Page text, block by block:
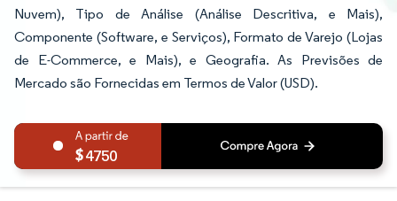
Nuvem), Tipo de Análise (Análise Descritiva, e Mais),
Componente (Software, e Serviços), Formato de Varejo (Lojas
de E-Commerce, e Mais), e Geografia. As Previsões de
Mercado são Fornecidas em Termos de Valor (USD).
4750